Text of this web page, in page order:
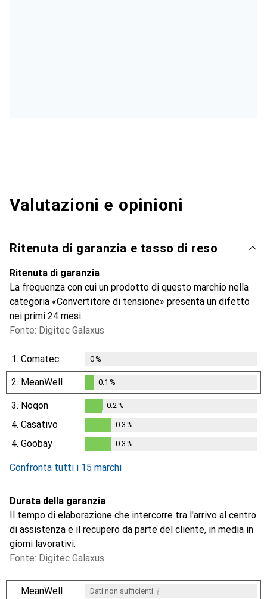
Valutazioni e opinioni
Ritenuta di garanzia e tasso di reso
Ritenuta di garanzia
La frequenza con cui un prodotto di questo marchio nella
categoria «Convertitore di tensione» presenta un difetto
nei primi 24 mesi.
Fonte: Digitec Galaxus
1. Comatec 0%
2. MeanWell
0.1%
0.1 %
3. Noqon
0.2%
0.2%
4. Casativo
0.3%
0.3 %
4. Goobay 0.3 %
Confronta tutti i 15 marchi
Durata della garanzia
Il tempo di elaborazione che intercorre tra l'arrivo al centro
di assistenza e il recupero da parte del cliente, in media in
giorni lavorativi.
Fonte: Digitec Galaxus
MeanWell Dati non sufficienti i